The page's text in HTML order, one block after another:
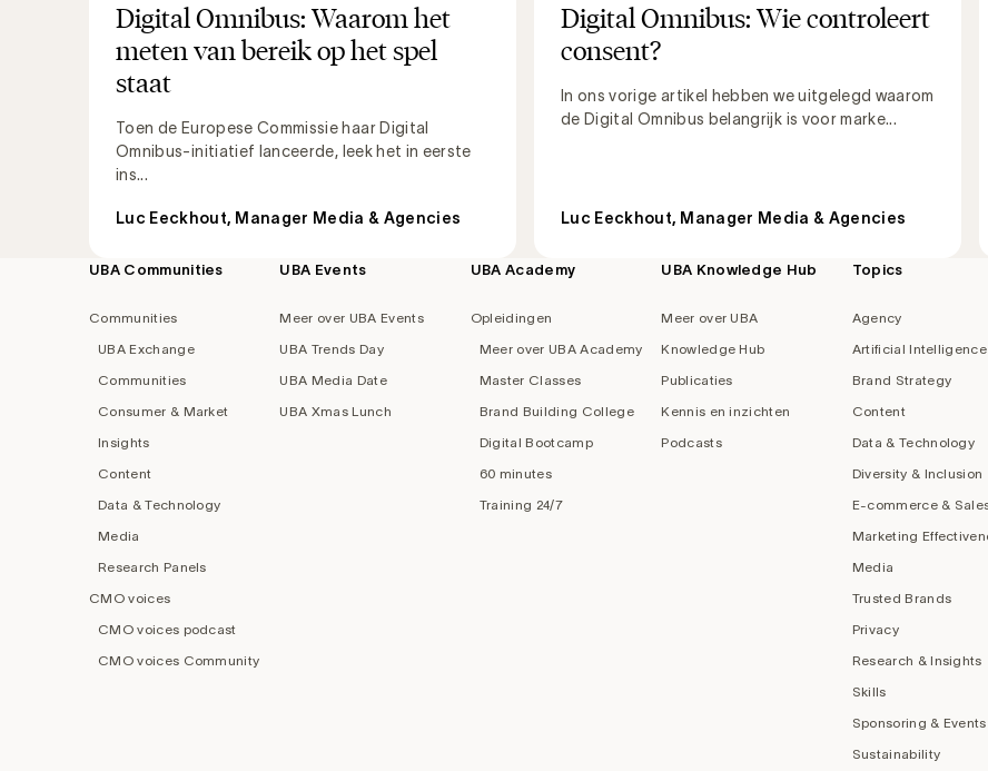
Digital Omnibus: Waarom het
meten van bereik op het spel
staat
Toen de Europese Commissie haar Digital
Omnibus-initiatief lanceerde, leek het in eerste
ins...
Luc Eeckhout, Manager Media & Agencies
Digital Omnibus: Wie controleert
consent?
In ons vorige artikel hebben we uitgelegd waarom
de Digital Omnibus belangrijk is voor marke...
Luc Eeckhout, Manager Media & Agencies
Footer
UBA Communities
Communities
UBA Exchange
Communities
Consumer & Market
Insights
Content
Data & Technology
Media
Research Panels
CMO voices
CMO voices podcast
CMO voices Community
UBA Events
Meer over UBA Events
UBA Trends Day
UBA Media Date
UBA Xmas Lunch
UBA Academy
Opleidingen
Meer over UBA Academy
Master Classes
Brand Building College
Digital Bootcamp
60 minutes
Training 24/7
UBA Knowledge Hub
Meer over UBA
Knowledge Hub
Publicaties
Kennis en inzichten
Podcasts
Topics
Agency
Artificial Intelligence
Brand Strategy
Content
Data & Technology
Diversity & Inclusion
E-commerce &
Marketing
Media
Trusted Brands
Privacy
Research & Insights
Skills
Sponsoring & Events
Sustainability